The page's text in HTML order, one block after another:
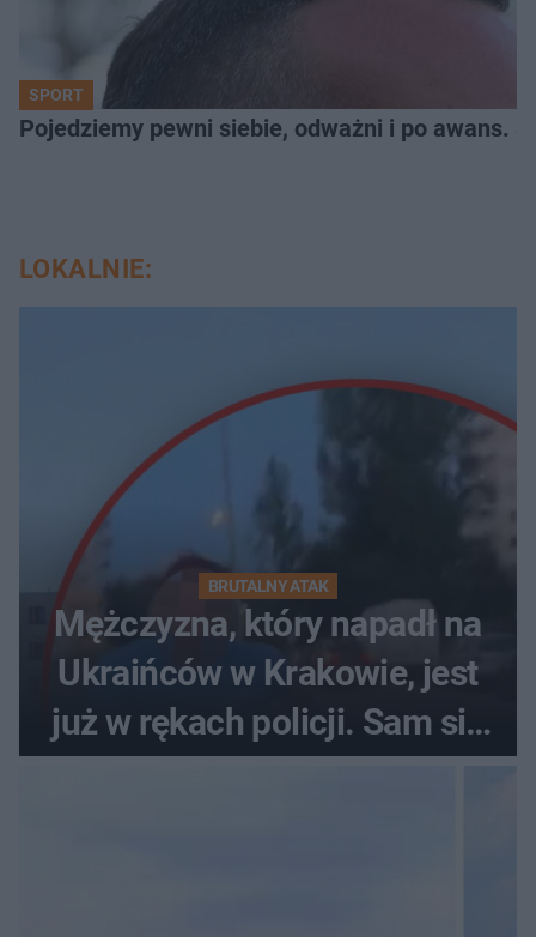
SPORT
Pojedziemy pewni siebie, odważni i po awans.
LOKALNIE:
BRUTALNY ATAK
Mężczyzna, który napadł na
Ukraińców w Krakowie, jest
już w rękach policji. Sam się
zgłosił